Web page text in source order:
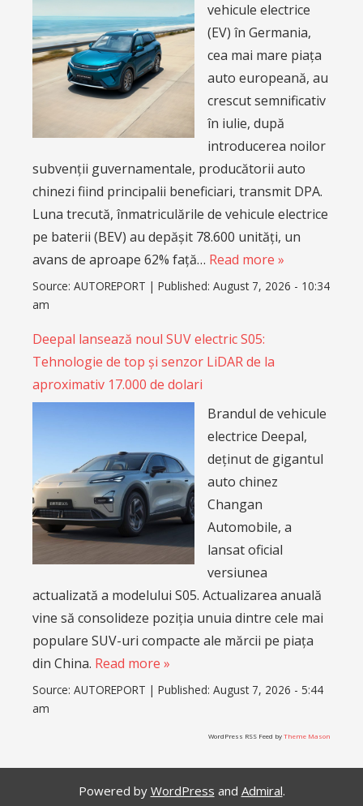
vehicule electrice
(EV) în Germania,
cea mai mare piața
auto europeană, au
crescut semnificativ
în iulie, după
introducerea noilor
subvenții guvernamentale, producătorii auto
chinezi fiind principalii beneficiari, transmit DPA.
Luna trecută, înmatriculările de vehicule electrice
pe baterii (BEV) au depășit 78.600 unități, un
avans de aproape 62% față… Read more »
Source: AUTOREPORT | Published: August 7, 2026 - 10:34
am
Deepal lansează noul SUV electric S05:
Tehnologie de top și senzor LiDAR de la
aproximativ 17.000 de dolari
Brandul de vehicule
electrice Deepal,
deținut de gigantul
auto chinez
Changan
Automobile, a
lansat oficial
versiunea
actualizată a modelului S05. Actualizarea anuală
vine să consolideze poziția unuia dintre cele mai
populare SUV-uri compacte ale mărcii pe piața
din China. Read more »
Source: AUTOREPORT | Published: August 7, 2026 - 5:44
am
WordPress RSS Feed byTheme Mason
Powered by WordPress and Admiral.